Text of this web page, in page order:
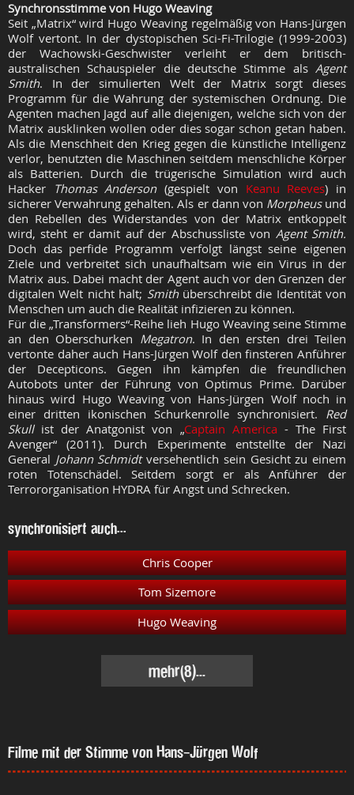
Synchronsstimme von Hugo Weaving
Seit „Matrix“ wird Hugo Weaving regelmäßig von Hans-Jürgen
Wolf vertont. In der dystopischen Sci-Fi-Trilogie (1999-2003)
der Wachowski-Geschwister verleiht er dem britisch-
australischen Schauspieler die deutsche Stimme als Agent
Smith. In der simulierten Welt der Matrix sorgt dieses
Programm für die Wahrung der systemischen Ordnung. Die
Agenten machen Jagd auf alle diejenigen, welche sich von der
Matrix ausklinken wollen oder dies sogar schon getan haben.
Als die Menschheit den Krieg gegen die künstliche Intelligenz
verlor, benutzten die Maschinen seitdem menschliche Körper
als Batterien. Durch die trügerische Simulation wird auch
Hacker
Thomas Anderson(gespielt von Keanu Reeves) in
sicherer Verwahrung gehalten. Als er dann von Morpheusund
den Rebellen des Widerstandes von der Matrix entkoppelt
wird, steht er damit auf der Abschussliste von Agent Smith.
Doch das perfide Programm verfolgt längst seine eigenen
Ziele und verbreitet sich unaufhaltsam wie ein Virus in der
Matrix aus. Dabei macht der Agent auch vor den Grenzen der
digitalen Welt nicht halt; Smithüberschreibt die Identität von
Menschen um auch die Realität infizieren zu können.
Für die „Transformers“-Reihe lieh Hugo Weaving seine Stimme
an den Oberschurken Megatron. In den ersten drei Teilen
vertonte daher auch Hans-Jürgen Wolf den finsteren Anführer
der Decepticons. Gegen ihn kämpfen die freundlichen
Autobots unter der Führung von Optimus Prime. Darüber
hinaus wird Hugo Weaving von Hans-Jürgen Wolf noch in
einer dritten ikonischen Schurkenrolle synchronisiert. Red
Skullist der Anatgonist von „Captain America- The First
Avenger“ (2011). Durch Experimente entstellte der Nazi
General Johann Schmidtversehentlich sein Gesicht zu einem
roten Totenschädel. Seitdem sorgt er als Anführer der
Terrororganisation HYDRA für Angst und Schrecken.
synchronisiert auch...
Chris Cooper
Tom Sizemore
Hugo Weaving
mehr(8)...
Filme mit der Stimme von Hans-Jürgen Wolf